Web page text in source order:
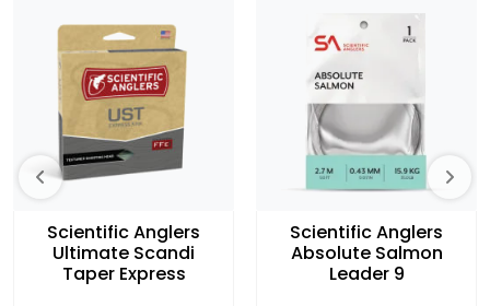
Scientific Anglers
Ultimate Scandi
Taper Express
Scientific Anglers
Absolute Salmon
Leader 9